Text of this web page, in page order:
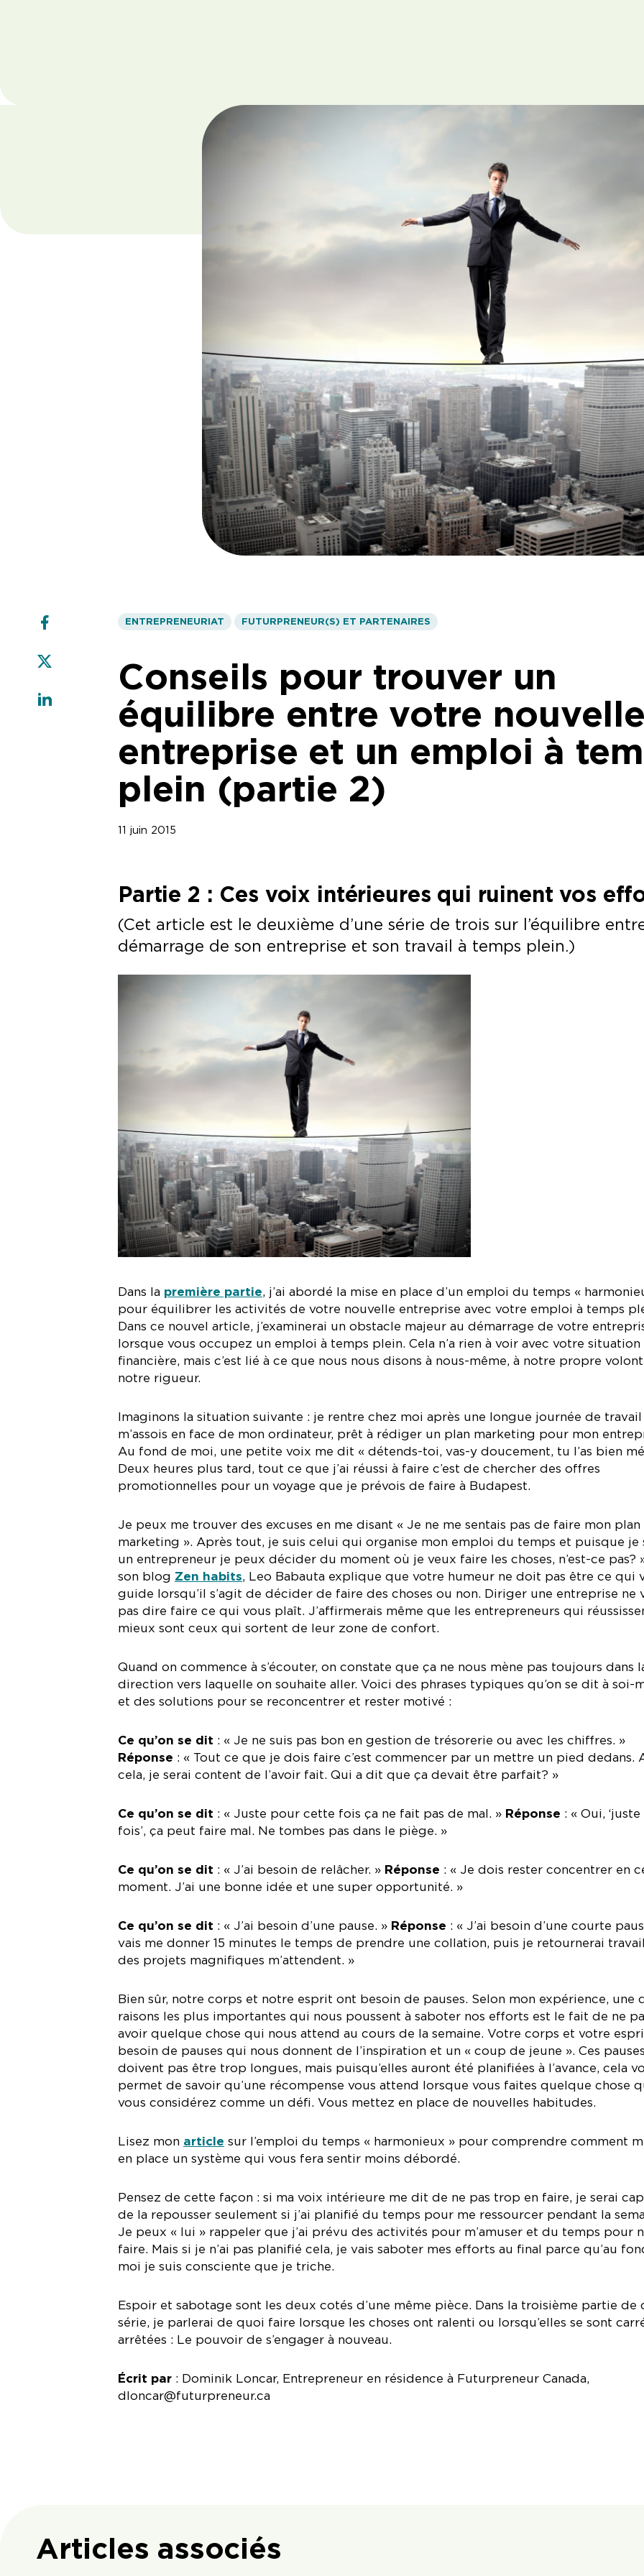
ENTREPRENEURIAT FUTURPRENEUR(S) ET PARTENAIRES
Conseils pour trouver un
équilibre entre votre nouvelle
entreprise et un emploi à
plein (partie 2)
11 juin 2015
Partie 2 : Ces voix intérieures qui ruinent vos
(Cet article est le deuxième d’une série de trois sur l’équilibre
démarrage de son entreprise et son travail à temps plein.)
Dans la première partie, j’ai abordé la mise en place d’un emploi du temps «
pour équilibrer les activités de votre nouvelle entreprise avec votre emploi à temps
Dans ce nouvel article, j’examinerai un obstacle majeur au démarrage de votre
lorsque vous occupez un emploi à temps plein. Cela n’a rien à voir avec votre situation
financière, mais c’est lié à ce que nous nous disons à nous-même, à notre propre
notre rigueur.
Imaginons la situation suivante : je rentre chez moi après une longue journée de
m’assois en face de mon ordinateur, prêt à rédiger un plan marketing pour mon
Au fond de moi, une petite voix me dit « détends-toi, vas-y doucement, tu l’as bien
Deux heures plus tard, tout ce que j’ai réussi à faire c’est de chercher des offres
promotionnelles pour un voyage que je prévois de faire à Budapest.
Je peux me trouver des excuses en me disant « Je ne me sentais pas de faire mon plan
marketing ». Après tout, je suis celui qui organise mon emploi du temps et puisque je
un entrepreneur je peux décider du moment où je veux faire les choses, n’est-ce pas?
son blog Zen habits, Leo Babauta explique que votre humeur ne doit pas être ce qui
guide lorsqu’il s’agit de décider de faire des choses ou non. Diriger une entreprise ne
pas dire faire ce qui vous plaît. J’affirmerais même que les entrepreneurs qui
mieux sont ceux qui sortent de leur zone de confort.
Quand on commence à s’écouter, on constate que ça ne nous mène pas toujours dans
direction vers laquelle on souhaite aller. Voici des phrases typiques qu’on se dit à soi-
et des solutions pour se reconcentrer et rester motivé :
Ce qu’on se dit : « Je ne suis pas bon en gestion de trésorerie ou avec les chiffres. »
Réponse : « Tout ce que je dois faire c’est commencer par un mettre un pied dedans.
cela, je serai content de l’avoir fait. Qui a dit que ça devait être parfait? »
Ce qu’on se dit : « Juste pour cette fois ça ne fait pas de mal. » Réponse : « Oui,
fois’, ça peut faire mal. Ne tombes pas dans le piège. »
Ce qu’on se dit : « J’ai besoin de relâcher. » Réponse : « Je dois rester concentrer en
moment. J’ai une bonne idée et une super opportunité. »
Ce qu’on se dit : « J’ai besoin d’une pause. » Réponse : « J’ai besoin d’une courte
vais me donner 15 minutes le temps de prendre une collation, puis je retournerai
des projets magnifiques m’attendent. »
Bien sûr, notre corps et notre esprit ont besoin de pauses. Selon mon expérience, une
raisons les plus importantes qui nous poussent à saboter nos efforts est le fait de ne
avoir quelque chose qui nous attend au cours de la semaine. Votre corps et votre
besoin de pauses qui nous donnent de l’inspiration et un « coup de jeune ». Ces
doivent pas être trop longues, mais puisqu’elles auront été planifiées à l’avance, cela
permet de savoir qu’une récompense vous attend lorsque vous faites quelque chose
vous considérez comme un défi. Vous mettez en place de nouvelles habitudes.
Lisez mon article sur l’emploi du temps « harmonieux » pour comprendre comment
en place un système qui vous fera sentir moins débordé.
Pensez de cette façon : si ma voix intérieure me dit de ne pas trop en faire, je serai
de la repousser seulement si j’ai planifié du temps pour me ressourcer pendant la
Je peux « lui » rappeler que j’ai prévu des activités pour m’amuser et du temps pour
faire. Mais si je n’ai pas planifié cela, je vais saboter mes efforts au final parce qu’au
moi je suis consciente que je triche.
Espoir et sabotage sont les deux cotés d’une même pièce. Dans la troisième partie de
série, je parlerai de quoi faire lorsque les choses ont ralenti ou lorsqu’elles se sont
arrêtées : Le pouvoir de s’engager à nouveau.
Écrit par : Dominik Loncar, Entrepreneur en résidence à Futurpreneur Canada,
dloncar@futurpreneur.ca
Articles associés